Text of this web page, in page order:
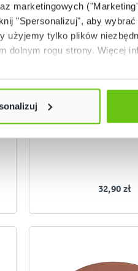
marketingowych
"Spersonalizuj", aby
użyjemy tylko plików
dolnym rogu strony. Więcej
Dostępny
32,90 zł